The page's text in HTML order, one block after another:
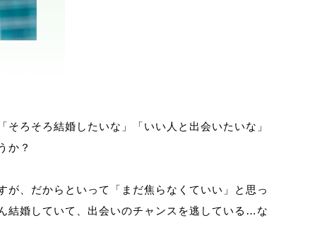
ろそろ結婚したいな」「いい人と出会いたいな」
か？
が、だからといって「まだ焦らなくていい」と思っ
結婚していて、出会いのチャンスを逃している…な